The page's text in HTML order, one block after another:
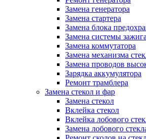
Замена генератора
Замена стартера
Замена блока
Замена системы
Замена коммутатора
Замена механизма
Замена проводов
Зарядка аккумулятора
Ремонт трамблера
Замена стекол и фар
Замена стекол
Вклейка стекол
Вклейка лобового
Замена лобового